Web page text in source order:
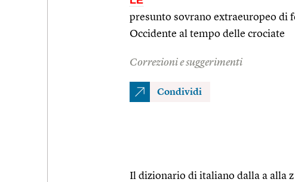
presunto sovrano extraeuropeo di
Occidente al tempo delle crociate
Correzioni e suggerimenti
Condividi
Il dizionario di italiano dalla a alla z